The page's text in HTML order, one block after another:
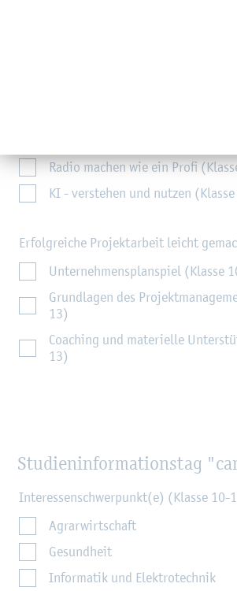
Radio machen wie ein Profi
KI - verstehen und nutzen
Erfolgreiche Projektarbeit leicht
Unternehmensplanspiel (Klasse
Grundlagen des
13)
Coaching und materielle
13)
Stu­di­en­in­for­ma­ti­ons­tag
Interessenschwerpunkt(e) (Klasse 10-
Agrarwirtschaft
Gesundheit
Informatik und Elektrotechnik